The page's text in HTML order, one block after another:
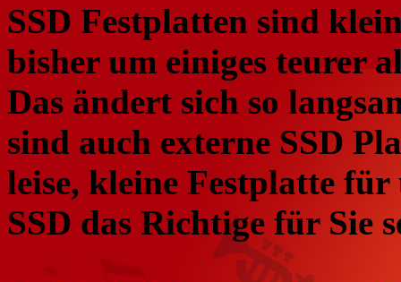
SSD Festplatten sind
bisher um einiges teurer
Das ändert sich so
sind auch externe SSD
leise, kleine Festplatte
SSD das Richtige für Sie